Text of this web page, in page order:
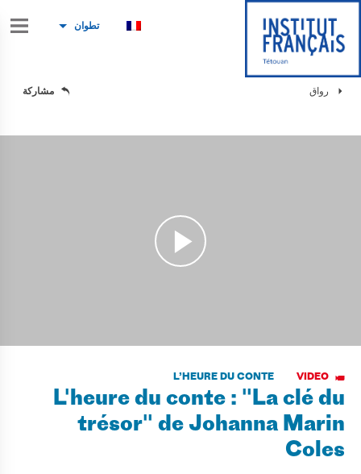
تطوان
رواق مشاركة
VIDEO
L’HEURE DU CONTE
L'heure du conte : "La clé du
trésor" de Johanna Marin
Coles